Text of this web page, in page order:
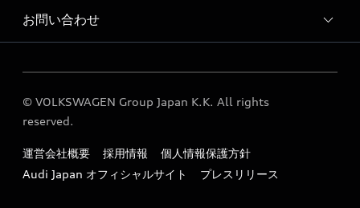
Audi 岩手 認定中古車コーナー
Audi 岩手 運営会社概要
Audi 岩手 公式LINEアカウント
定期点検 / 車検 料金表
Audi 岩手 サービス入庫予約
お問い合わせ
各種お問い合わせ
© VOLKSWAGEN Group Japan K.K. All rights
reserved.
運営会社概要 採用情報
個人情報保護方針
Audi Japan オフィシャルサイト
プレスリリース